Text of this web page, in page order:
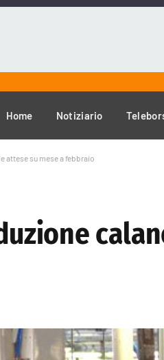
Home Notiziario
attese su mese a febbraio